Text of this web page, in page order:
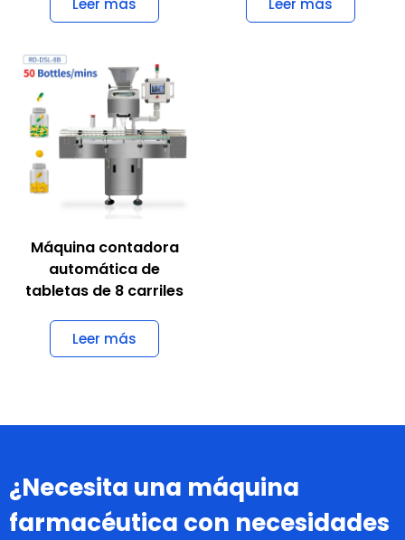
Leer más Leer más
Máquina contadora
automática de
tabletas de 8 carriles
Leer más
¿Necesita una máquina
farmacéutica con necesidades